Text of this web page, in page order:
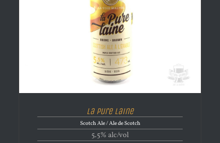
La Pure Laine
Scotch Ale / Ale de Scotch
5.5% alc/vol